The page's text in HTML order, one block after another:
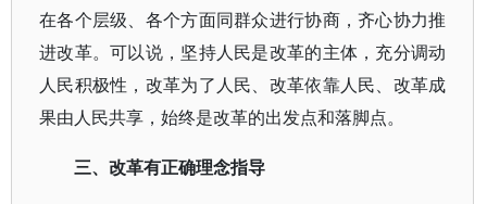
在各个层级、各个方面同群众进行协商，齐心协力推
进改革。可以说，坚持人民是改革的主体，充分调动
人民积极性，改革为了人民、改革依靠人民、改革成
果由人民共享，始终是改革的出发点和落脚点。
三、改革有正确理念指导